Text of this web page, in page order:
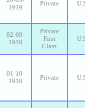
1919
Private
02-09-
1918
Private
First
Class
01-10-
1918
Private